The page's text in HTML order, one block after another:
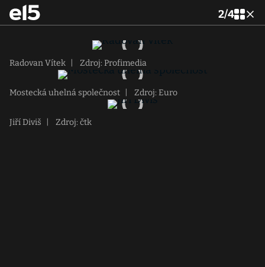
2/4
Radovan Vítek Zdroj: Profimedia
Mostecká uhelná společnost Zdroj: Euro
Jiří Diviš Zdroj: čtk